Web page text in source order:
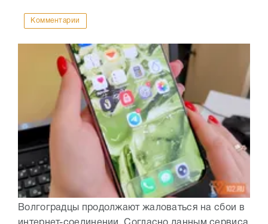
Комментарии
Волгоградцы продолжают жаловаться на сбои в